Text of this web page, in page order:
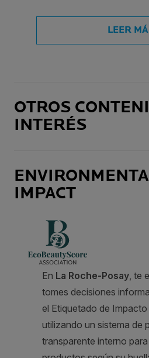
LEER
OTROS
INTERÉS
IMPACT